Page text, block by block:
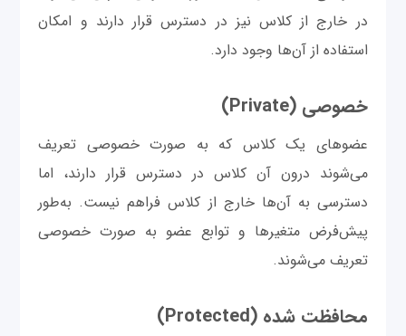
در خارج از کلاس نیز در دسترس قرار دارند و امکان
استفاده از آن‌ها وجود دارد.
خصوصی (Private)
عضوهای یک کلاس که به صورت خصوصی تعریف
می‌شوند درون آن کلاس در دسترس قرار دارند، اما
دسترسی به آن‌ها خارج از کلاس فراهم نیست. به‌طور
پیش‌فرض متغیرها و توابع عضو به صورت خصوصی
تعریف می‌شوند.
محافظت شده (Protected)